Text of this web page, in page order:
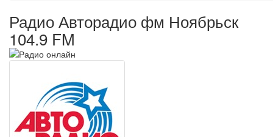
Радио Авторадио фм Ноябрьск
104.9 FM